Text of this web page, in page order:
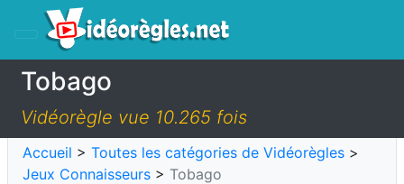
Tobago
Vidéorègle vue 10.265 fois
Accueil > Toutes les catégories de Vidéorègles >
Jeux Connaisseurs > Tobago